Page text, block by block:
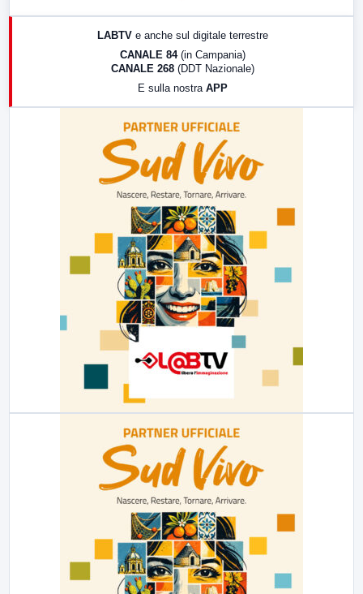
LABTV e anche sul digitale terrestre
CANALE 84 (in Campania)
CANALE 268 (DDT Nazionale)
E sulla nostra APP